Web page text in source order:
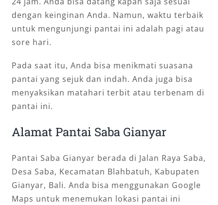
dengan keinginan Anda. Namun, waktu terbaik
untuk mengunjungi pantai ini adalah pagi atau
sore hari.
Pada saat itu, Anda bisa menikmati suasana
pantai yang sejuk dan indah. Anda juga bisa
menyaksikan matahari terbit atau terbenam di
pantai ini.
Alamat Pantai Saba Gianyar
Pantai Saba Gianyar berada di Jalan Raya Saba,
Desa Saba, Kecamatan Blahbatuh, Kabupaten
Gianyar, Bali. Anda bisa menggunakan Google
Maps untuk menemukan lokasi pantai ini